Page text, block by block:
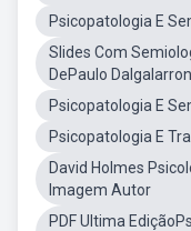
Psicopatologia E
Slides Com
DePaulo
Psicopatologia E
Psicopatologia E
David Holmes
Imagem Autor
PDF Ultima